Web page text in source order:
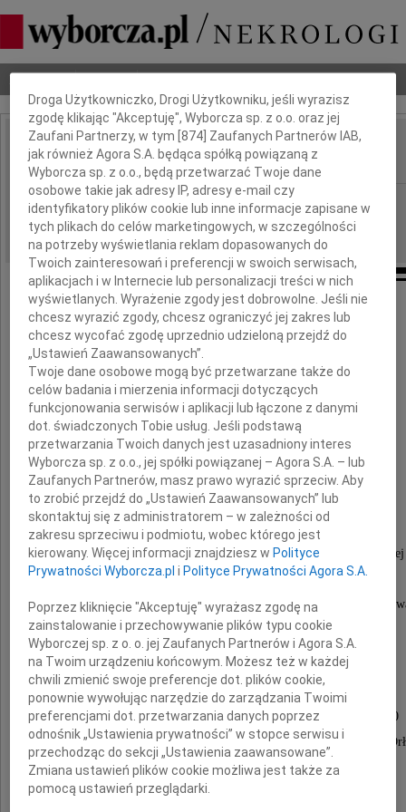
Nekrologi Odeszli Poradnik pogrzebowy
IMIĘ I NAZWISKO: Józef Zienkiewicz
REGION: Gdańsk, Warszawa
DATA EMISJI: 27.02.2013
Z głębokim żalem i smutkiem żegnamy
Męża, Tatę i Dziadka
Józefa Zienkiewicza
(ur. 19.03.1939, zm. 24.02.2013)
Dr. hab. prof. nadzw., Kierownika Kliniki
Chirurgii Szczękowo-Twarzowej i
w Gdańsku (1998-2007),
Konsultanta Wojewódzkiego ds. chirurgii szczękowo-
oraz wykładowcę akademickiego.
Nabożeństwo żałobne odbędzie się
w sobotę 2 marca 2013 roku o godzinie 10.30
w kościele pw. Matki Boskiej Bolesnej w Gdyni -
przy ulicy Ks. St. Zawackiego.
Dbamy o Twoją prywatność
Droga Użytkowniczko, Drogi Użytkowniku, jeśli wyrazisz
zgodę klikając "Akceptuję", Wyborcza sp. z o.o. oraz jej
Zaufani Partnerzy, w tym [874 ] Zaufanych Partnerów IAB,
jak również Agora S.A. będąca spółką powiązaną z
Wyborcza sp. z o.o., będą przetwarzać Twoje dane
osobowe takie jak adresy IP, adresy e-mail czy
identyfikatory plików cookie lub inne informacje zapisane w
tych plikach do celów marketingowych, w szczególności
na potrzeby wyświetlania reklam dopasowanych do
Twoich zainteresowań i preferencji w swoich serwisach,
aplikacjach i w Internecie lub personalizacji treści w nich
wyświetlanych. Wyrażenie zgody jest dobrowolne. Jeśli nie
chcesz wyrazić zgody, chcesz ograniczyć jej zakres lub
chcesz wycofać zgodę uprzednio udzieloną przejdź do
„Ustawień Zaawansowanych”.
Twoje dane osobowe mogą być przetwarzane także do
celów badania i mierzenia informacji dotyczących
funkcjonowania serwisów i aplikacji lub łączone z danymi
dot. świadczonych Tobie usług. Jeśli podstawą
przetwarzania Twoich danych jest uzasadniony interes
Wyborcza sp. z o.o., jej spółki powiązanej – Agora S.A. – lub
Zaufanych Partnerów, masz prawo wyrazić sprzeciw. Aby
to zrobić przejdź do „Ustawień Zaawansowanych” lub
skontaktuj się z administratorem – w zależności od
zakresu sprzeciwu i podmiotu, wobec którego jest
kierowany. Więcej informacji znajdziesz w Polityce
Prywatności Wyborcza.pl i Polityce Prywatności Agora S.A.
Poprzez kliknięcie "Akceptuję" wyrażasz zgodę na
zainstalowanie i przechowywanie plików typu cookie
Wyborczej sp. z o. o. jej Zaufanych Partnerów i Agora S.A.
na Twoim urządzeniu końcowym. Możesz też w każdej
chwili zmienić swoje preferencje dot. plików cookie,
ponownie wywołując narzędzie do zarządzania Twoimi
preferencjami dot. przetwarzania danych poprzez
odnośnik „Ustawienia prywatności” w stopce serwisu i
przechodząc do sekcji „Ustawienia zaawansowane”.
Zmiana ustawień plików cookie możliwa jest także za
pomocą ustawień przeglądarki.